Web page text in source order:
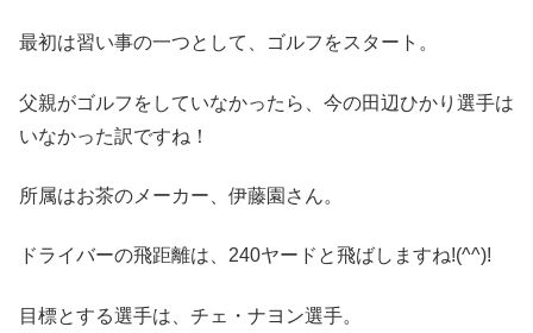
最初は習い事の一つとして、ゴルフをスタート。
父親がゴルフをしていなかったら、今の田辺ひかり選手は
いなかった訳ですね！
所属はお茶のメーカー、伊藤園さん。
ドライバーの飛距離は、240ヤードと飛ばしますね!(^^)!
目標とする選手は、チェ・ナヨン選手。